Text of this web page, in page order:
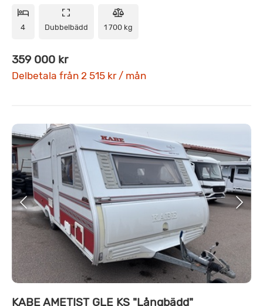
4 Dubbelbädd 1 700 kg
359 000 kr
Delbetala från 2 515 kr / mån
KABE AMETIST GLE KS "Långbädd"